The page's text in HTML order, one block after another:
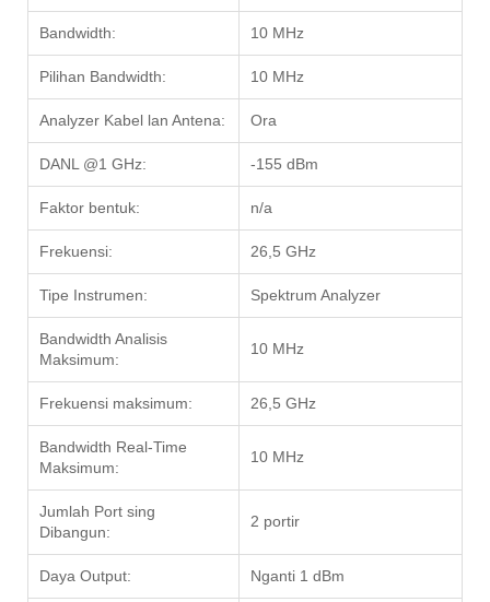
Bandwidth: 10 MHz
Pilihan Bandwidth: 10 MHz
Analyzer Kabel lan Antena: Ora
DANL @1 GHz: -155 dBm
Faktor bentuk: n/a
Frekuensi: 26,5 GHz
Tipe Instrumen: Spektrum Analyzer
Bandwidth Analisis
Maksimum:
10 MHz
Frekuensi maksimum: 26,5 GHz
Bandwidth Real-Time
Maksimum:
10 MHz
Jumlah Port sing
Dibangun:
2 portir
Daya Output: Nganti 1 dBm